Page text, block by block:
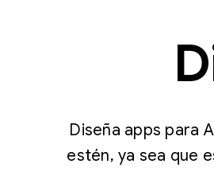
Diseña apps para
estén, ya sea que